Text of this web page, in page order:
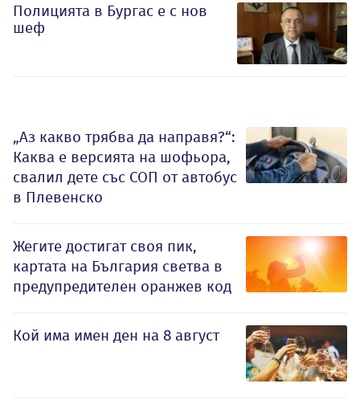
Полицията в Бургас е с нов
шеф
„Аз какво трябва да направя?“:
Каква е версията на шофьора,
свалил дете със СОП от автобус
в Плевенско
Жегите достигат своя пик,
картата на България светва в
предупредителен оранжев код
Кой има имен ден на 8 август